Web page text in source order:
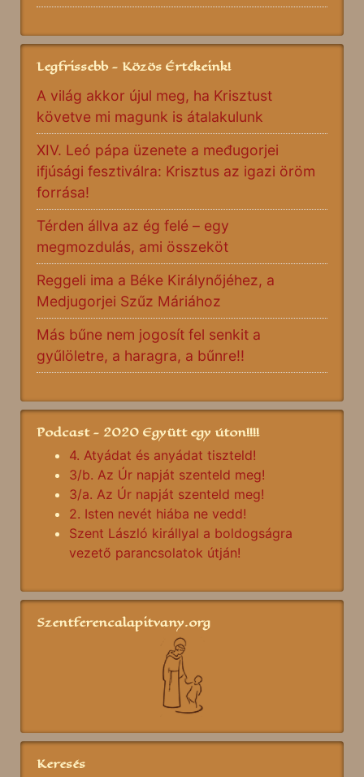
Legfrissebb - Közös Értékeink!
A világ akkor újul meg, ha Krisztust
követve mi magunk is átalakulunk
XIV. Leó pápa üzenete a međugorjei
ifjúsági fesztiválra: Krisztus az igazi öröm
forrása!
Térden állva az ég felé – egy
megmozdulás, ami összeköt
Reggeli ima a Béke Királynőjéhez, a
Medjugorjei Szűz Máriához
Más bűne nem jogosít fel senkit a
gyűlöletre, a haragra, a bűnre!!
Podcast - 2020 Együtt egy úton!!!!
4. Atyádat és anyádat tiszteld!
3/b. Az Úr napját szenteld meg!
3/a. Az Úr napját szenteld meg!
2. Isten nevét hiába ne vedd!
Szent László királlyal a boldogságra
vezető parancsolatok útján!
Szentferencalapitvany.org
Keresés